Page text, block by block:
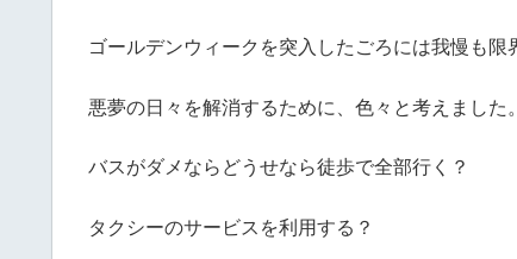
ゴールデンウィークを突入したごろには我慢も限
悪夢の日々を解消するために、色々と考えました。
バスがダメならどうせなら徒歩で全部行く？
タクシーのサービスを利用する？